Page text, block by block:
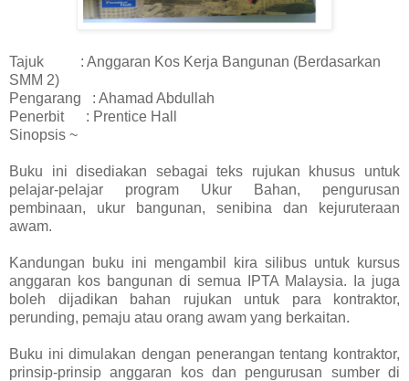
Tajuk : Anggaran Kos Kerja Bangunan (Berdasarkan
SMM 2)
Pengarang : Ahamad Abdullah
Penerbit : Prentice Hall
Sinopsis ~
Buku ini disediakan sebagai teks rujukan khusus untuk
pelajar-pelajar program Ukur Bahan, pengurusan
pembinaan, ukur bangunan, senibina dan kejuruteraan
awam.
Kandungan buku ini mengambil kira silibus untuk kursus
anggaran kos bangunan di semua IPTA Malaysia. Ia juga
boleh dijadikan bahan rujukan untuk para kontraktor,
perunding, pemaju atau orang awam yang berkaitan.
Buku ini dimulakan dengan penerangan tentang kontraktor,
prinsip-prinsip anggaran kos dan pengurusan sumber di